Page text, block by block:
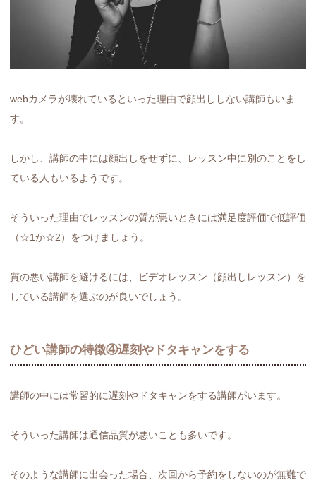
webカメラが壊れているといった理由で顔出ししない講師もいま
す。
しかし、講師の中には顔出しをせずに、レッスン中に別のことをし
ている人もいるようです。
そういった理由でレッスンの質が悪いときには満足度評価で低評価
（☆1か☆2）をつけましょう。
質の悪い講師を避けるには、ビデオレッスン（顔出しレッスン）を
している講師を選ぶのが良いでしょう。
ひどい講師の特徴④遅刻やドタキャンをする
講師の中には常習的に遅刻やドタキャンをする講師がいます。
そういった講師は通信品質が悪いことも多いです。
そのような講師に出会った場合、次回から予約をしないのが無難で